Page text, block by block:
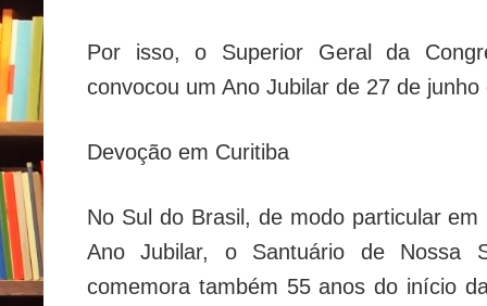
Por isso, o Superior Geral da
convocou um Ano Jubilar de 27 de
Devoção em Curitiba
No Sul do Brasil, de modo particular
Ano Jubilar, o Santuário de Nossa
comemora também 55 anos do início